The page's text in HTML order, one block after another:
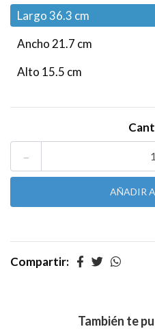
Largo 36.3 cm
Ancho 21.7 cm
Alto 15.5 cm
-
Compartir:
También te